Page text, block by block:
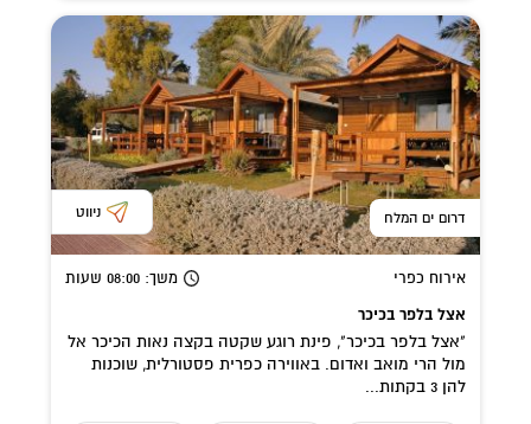
דרום ים המלח ניווט
אירוח כפרי משך: 08:00 שעות
אצל בלפר בכיכר
"אצל בלפר בכיכר", פינת רוגע שקטה בקצה נאות הכיכר אל
מול הרי מואב ואדום. באווירה כפרית פסטורלית, שוכנות
להן 3 בקתות...